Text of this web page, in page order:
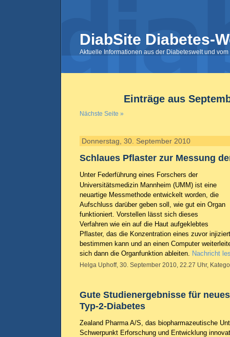
DiabSite Diabetes-
Aktuelle Informationen aus der Diabeteswelt und
Einträge aus
Nächste Seite »
Donnerstag, 30. September 2010
Schlaues Pflaster zur Messung
Unter Federführung eines Forschers der
Universitätsmedizin Mannheim (UMM) ist eine
neuartige Messmethode entwickelt worden, die
Aufschluss darüber geben soll, wie gut ein Organ
funktioniert. Vorstellen lässt sich dieses
Verfahren wie ein auf die Haut aufgeklebtes
Pflaster, das die Konzentration eines zuvor
bestimmen kann und an einen Computer
sich dann die Organfunktion ableiten. Nachricht
Helga Uphoff, 30. September 2010, 22.27 Uhr,
Gute Studienergebnisse für
Typ-2-Diabetes
Zealand Pharma A/S, das biopharmazeutische
Schwerpunkt Erforschung und Entwicklung